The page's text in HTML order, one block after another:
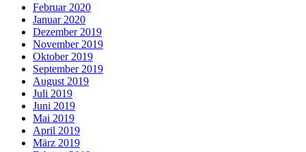
Februar 2020
Januar 2020
Dezember 2019
November 2019
Oktober 2019
September 2019
August 2019
Juli 2019
Juni 2019
Mai 2019
April 2019
März 2019